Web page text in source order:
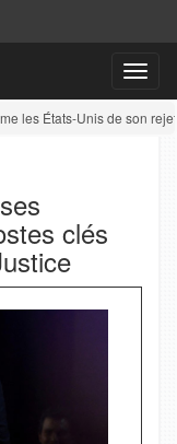
États-Unis de son rejet de
clés